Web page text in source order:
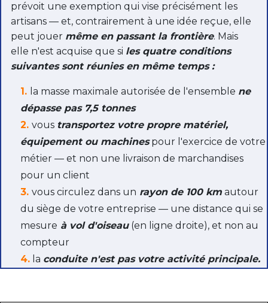
prévoit une exemption qui vise précisément les
artisans — et, contrairement à une idée reçue, elle
peut jouer même en passant la frontière. Mais
elle n'est acquise que si les quatre conditions
suivantes sont réunies en même temps :
1. la masse maximale autorisée de l'ensemble ne
dépasse pas 7,5 tonnes
2. vous transportez votre propre matériel,
équipement ou machinespour l'exercice de votre
métier — et non une livraison de marchandises
pour un client
3. vous circulez dans un rayon de 100 km autour
du siège de votre entreprise — une distance qui se
mesure à vol d'oiseau(en ligne droite), et non au
compteur
4. la conduite n'est pas votre activité principale.